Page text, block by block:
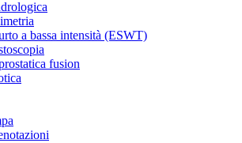
a bassa intensità (ESWT)
fusion